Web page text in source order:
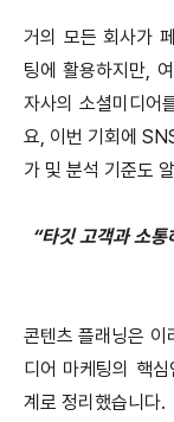
거의 모든 회사가
팅에 활용하지만,
자사의 소셜미디어
요, 이번 기회에
가 및 분석 기준도
“타깃 고객과 소
콘텐츠 플래닝은 이
디어 마케팅의 핵
계로 정리했습니다.